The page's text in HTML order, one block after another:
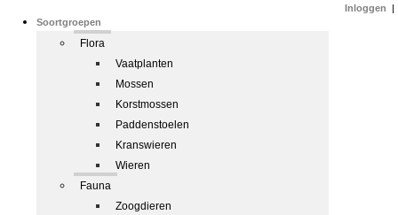
Soortgroepen
Flora
Vaatplanten
Mossen
Korstmossen
Paddenstoelen
Kranswieren
Wieren
Fauna
Zoogdieren
Inloggen |